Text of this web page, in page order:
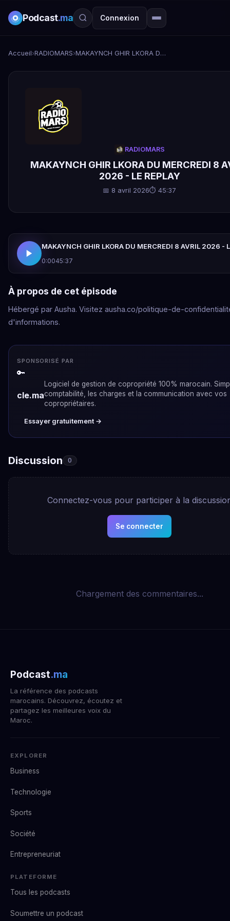
Podcast.ma Connexion
Accueil›RADIOMARS› MAKAYNCH GHIR LKORA DU MERCREDI 8 AVRIL 2026 - LE REPLAY
RADIOMARS
MAKAYNCH GHIR LKORA DU MERCREDI 8
2026 - LE REPLAY
📅 8 avril 2026⏱ 45:37
MAKAYNCH GHIR LKORA DU MERCREDI 8 AVRIL 2026 -
0:0045:37
À propos de cet épisode
Hébergé par Ausha. Visitez ausha.co/politique-de-
d'informations.
SPONSORISÉ PAR
🔑
cle.ma
Logiciel de gestion de copropriété 100% marocain.
comptabilité, les charges et la communication avec vos
copropriétaires.
Essayer gratuitement →
Discussion 0
Connectez-vous pour participer à la
Se connecter
Chargement des commentaires...
Podcast.ma
La référence des podcasts
marocains. Découvrez, écoutez et
partagez les meilleures voix du
Maroc.
EXPLORER
Business
Technologie
Sports
Société
Entrepreneuriat
PLATEFORME
Tous les podcasts
Soumettre un podcast